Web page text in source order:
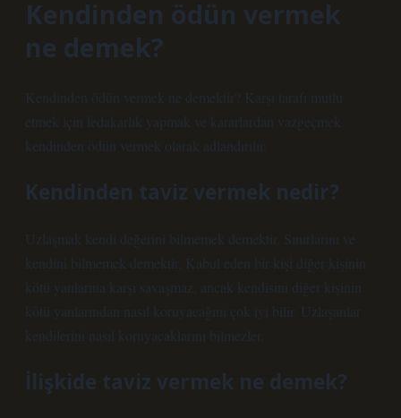
Kendinden ödün vermek
ne demek?
Kendinden ödün vermek ne demektir? Karşı tarafı mutlu
etmek için fedakarlık yapmak ve kararlardan vazgeçmek
kendinden ödün vermek olarak adlandırılır.
Kendinden taviz vermek nedir?
Uzlaşmak kendi değerini bilmemek demektir. Sınırlarını ve
kendini bilmemek demektir. Kabul eden bir kişi diğer kişinin
kötü yanlarına karşı savaşmaz, ancak kendisini diğer kişinin
kötü yanlarından nasıl koruyacağını çok iyi bilir. Uzlaşanlar
kendilerini nasıl koruyacaklarını bilmezler.
İlişkide taviz vermek ne demek?